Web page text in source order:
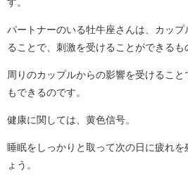
パートナーのいる牡牛座さんは、カッ
ることで、刺激を受けることができるも
周りのカップルからの影響を受けるこ
もできるのです。
健康に関しては、黄色信号。
睡眠をしっかりと取って次の日に疲れを
ょう。